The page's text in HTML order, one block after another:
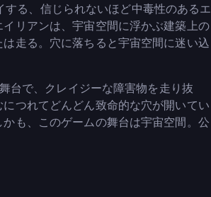
る、信じられないほど中毒性のあるエ
リアンは、宇宙空間に浮かぶ建築上の
走る。穴に落ちると宇宙空間に迷い込
台で、クレイジーな障害物を走り抜
つれてどんどん致命的な穴が開いてい
も、このゲームの舞台は宇宙空間。公